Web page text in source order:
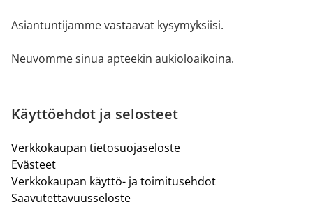
Asiantuntijamme vastaavat kysymyksiisi.
Neuvomme sinua apteekin aukioloaikoina.
Käyttöehdot ja selosteet
Verkkokaupan tietosuojaseloste
Evästeet
Verkkokaupan käyttö- ja toimitusehdot
Saavutettavuusseloste